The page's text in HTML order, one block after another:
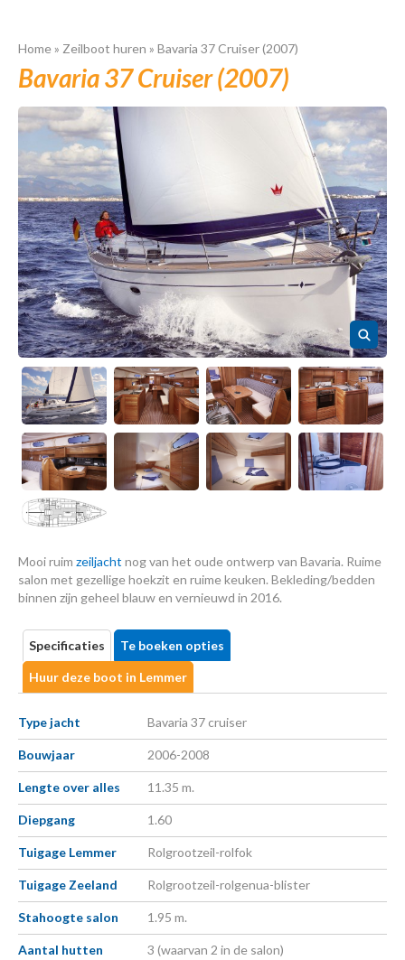
Home» Zeilboot huren » Bavaria 37 Cruiser (2007)
Bavaria 37 Cruiser (2007)
Mooi ruim zeiljacht nog van het oude ontwerp van Bavaria. Ruime
salon met gezellige hoekzit en ruime keuken. Bekleding/bedden
binnen zijn geheel blauw en vernieuwd in 2016.
Specificaties Te boeken opties
Huur deze boot in Lemmer
Type jacht Bavaria 37 cruiser
Bouwjaar 2006-2008
Lengte over alles 11.35 m.
Diepgang 1.60
Tuigage Lemmer Rolgrootzeil-rolfok
Tuigage Zeeland Rolgrootzeil-rolgenua-blister
Stahoogte salon 1.95 m.
Aantal hutten 3 (waarvan 2 in de salon)